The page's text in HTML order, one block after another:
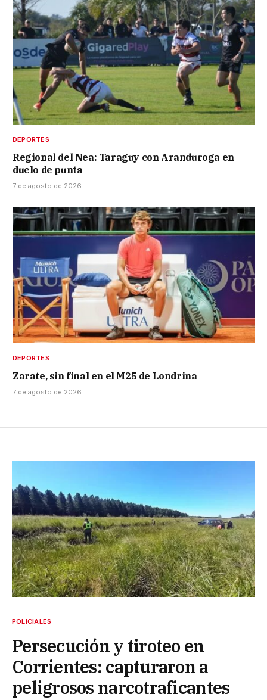
DEPORTES
Regional del Nea: Taraguy con Aranduroga en
duelo de punta
7 de agosto de 2026
DEPORTES
Zarate, sin final en el M25 de Londrina
7 de agosto de 2026
POLICIALES
Persecución y tiroteo en
Corrientes: capturaron a
peligrosos narcotraficantes